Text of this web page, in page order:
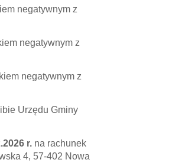
negatywnym z
negatywnym z
negatywnym z
Urzędu Gminy
r. na rachunek
4, 57-402 Nowa